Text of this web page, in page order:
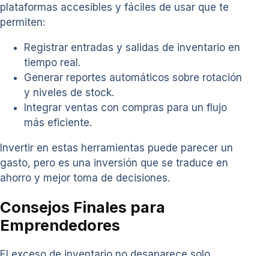
plataformas accesibles y fáciles de usar que te
permiten:
Registrar entradas y salidas de inventario en
tiempo real.
Generar reportes automáticos sobre rotación
y niveles de stock.
Integrar ventas con compras para un flujo
más eficiente.
Invertir en estas herramientas puede parecer un
gasto, pero es una inversión que se traduce en
ahorro y mejor toma de decisiones.
Consejos Finales para
Emprendedores